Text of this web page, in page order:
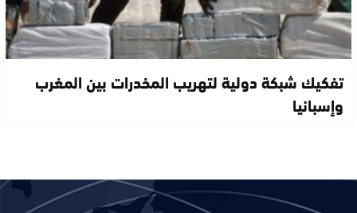
تفكيك شبكة دولية لتهريب المخدرات بين المغرب
وإسبانيا